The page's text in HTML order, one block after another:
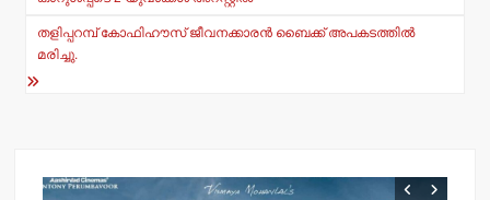
k
തളിപ്പറമ്പ് കോഫിഹൗസ് ജീവനക്കാരന്‍ ബൈക്ക് അപകടത്തില്‍
മരിച്ചു.